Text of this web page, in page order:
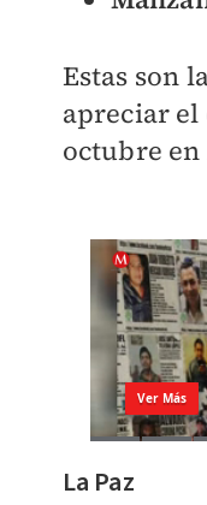
Estas son
apreciar el
octubre
La Paz